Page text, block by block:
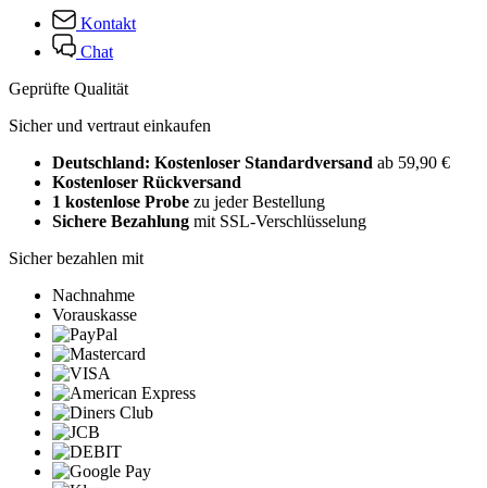
Kontakt
Chat
Geprüfte Qualität
Sicher und vertraut einkaufen
Deutschland: Kostenloser Standardversand ab 59,90 €
Kostenloser Rückversand
1 kostenlose Probe zu jeder Bestellung
Sichere Bezahlung mit SSL-Verschlüsselung
Sicher bezahlen mit
Nachnahme
Vorauskasse